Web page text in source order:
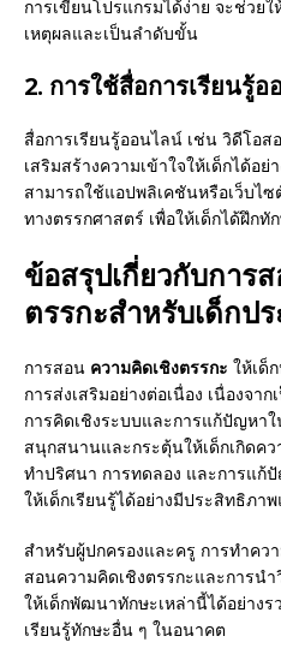
การเขียนโปรแกรมได้ง่าย จะช่วย
เหตุผลและเป็นลำดับขั้น
2. การใช้สื่อการเรียนรู้
สื่อการเรียนรู้ออนไลน์ เช่น วิดีโอ
เสริมสร้างความเข้าใจให้เด็กได้อ
สามารถใช้แอปพลิเคชันหรือเว็บไ
ทางตรรกศาสตร์ เพื่อให้เด็กได้ฝึกทั
ข้อสรุปเกี่ยวกับการ
ตรรกะสำหรับเด็กป
การสอน ความคิดเชิงตรรกะ ให้เด็
การส่งเสริมอย่างต่อเนื่อง เนื่องจ
การคิดเชิงระบบและการแก้ปัญหา
สนุกสนานและกระตุ้นให้เด็กเกิดคว
ทำปริศนา การทดลอง และการแก้
ให้เด็กเรียนรู้ได้อย่างมีประสิทธิภา
สำหรับผู้ปกครองและครู การทำคว
สอนความคิดเชิงตรรกะและการน
ให้เด็กพัฒนาทักษะเหล่านี้ได้อย่าง
เรียนรู้ทักษะอื่น ๆ ในอนาคต